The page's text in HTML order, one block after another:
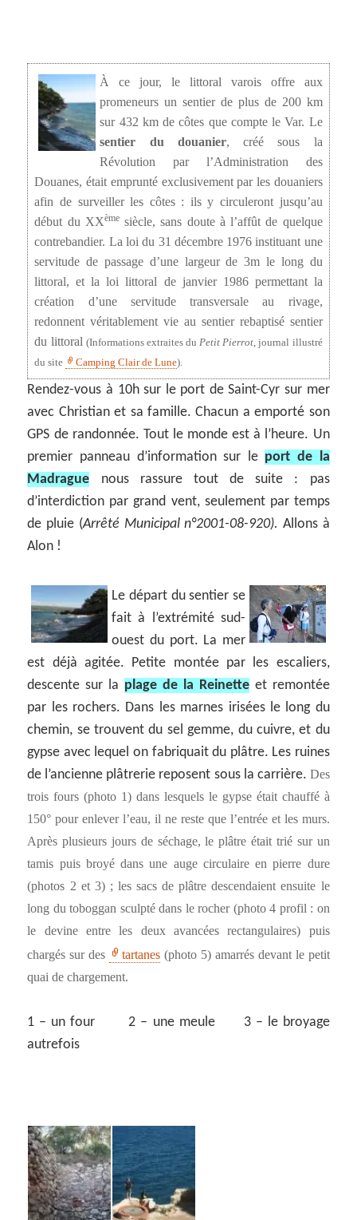
À ce jour, le littoral varois offre aux
promeneurs un sentier de plus de 200 km
sur 432 km de côtes que compte le Var. Le
sentier du douanier, créé sous la
Révolution par l’Administration des
Douanes, était emprunté exclusivement par les douaniers
afin de surveiller les côtes : ils y circuleront jusqu’au
début du XXèmesiècle, sans doute à l’affût de quelque
contrebandier. La loi du 31 décembre 1976 instituant une
servitude de passage d’une largeur de 3m le long du
littoral, et la loi littoral de janvier 1986 permettant la
création d’une servitude transversale au rivage,
redonnent véritablement vie au sentier rebaptisé sentier
du littoral (Informations extraites du Petit Pierrot , journal illustré
du site
Camping Clair de Lune).
Rendez-vous à 10h sur le port de Saint-Cyr sur mer
avec Christian et sa famille. Chacun a emporté son
GPS de randonnée. Tout le monde est à l’heure. Un
premier panneau d’information sur le port de la
Madrague nous rassure tout de suite : pas
d’interdiction par grand vent, seulement par temps
de pluie (Arrêté Municipal n°2001-08-920). Allons à
Alon !
Le départ du sentier se
fait à l’extrémité sud-
ouest du port. La mer
est déjà agitée. Petite montée par les escaliers,
descente sur la plage de la Reinetteet remontée
par les rochers. Dans les marnes irisées le long du
chemin, se trouvent du sel gemme, du cuivre, et du
gypse avec lequel on fabriquait du plâtre. Les ruines
de l’ancienne plâtrerie reposent sous la carrière. Des
trois fours (photo 1) dans lesquels le gypse était chauffé à
150° pour enlever l’eau, il ne reste que l’entrée et les murs.
Après plusieurs jours de séchage, le plâtre était trié sur un
tamis puis broyé dans une auge circulaire en pierre dure
(photos 2 et 3) ; les sacs de plâtre descendaient ensuite le
long du toboggan sculpté dans le rocher (photo 4 profil : on
le devine entre les deux avancées rectangulaires) puis
chargés sur des
tartanes (photo 5) amarrés devant le petit
quai de chargement.
1 – un four 2 – une meule 3 – le broyage
autrefois